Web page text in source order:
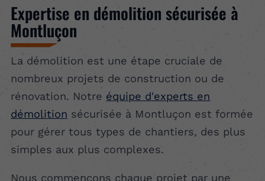
Expertise en démolition sécurisée à
Montluçon
La démolition est une étape cruciale de
nombreux projets de construction ou de
rénovation. Notre équipe d'experts en
démolition sécurisée à Montluçon est formée
pour gérer tous types de chantiers, des plus
simples aux plus complexes.
Nous commençons chaque projet par une